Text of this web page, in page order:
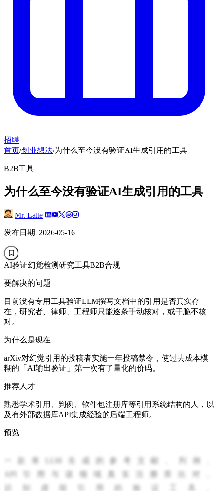
招聘
首页/创业想法/为什么至今没有验证AI生成引用的工具
B2B工具
为什么至今没有验证AI生成引用的工具
Mr. Latte
发布日期: 2026-05-16
AI验证幻觉检测研究工具B2B合规
要解决的问题
目前没有专用工具验证LLM撰写文档中的引用是否真实存
在，研究者、律师、工程师只能逐条手动核对，或干脆不核
对。
为什么是现在
arXiv对幻觉引用的投稿者实施一年投稿禁令，使过去成本模
糊的「AI输出验证」第一次有了量化的价码。
推荐人才
熟悉学术引用、判例、软件包注册库等引用系统结构的人，以
及有外部数据库API集成经验的后端工程师。
预览
一款将LLM生成的参考文献、判例、
API引用与该领域真实注册库比对、
识别虚假引用的验证工具。